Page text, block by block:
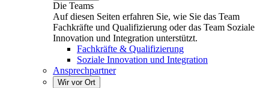
Die Teams
Auf diesen Seiten erfahren Sie, wie Sie das Team
Fachkräfte und Qualifizierung oder das Team Soziale
Innovation und Integration unterstützt.
Fachkräfte & Qualifizierung
Soziale Innovation und Integration
Ansprechpartner
Wir vor Ort